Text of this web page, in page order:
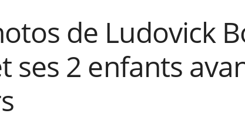
de Ludovick
ses 2 enfants